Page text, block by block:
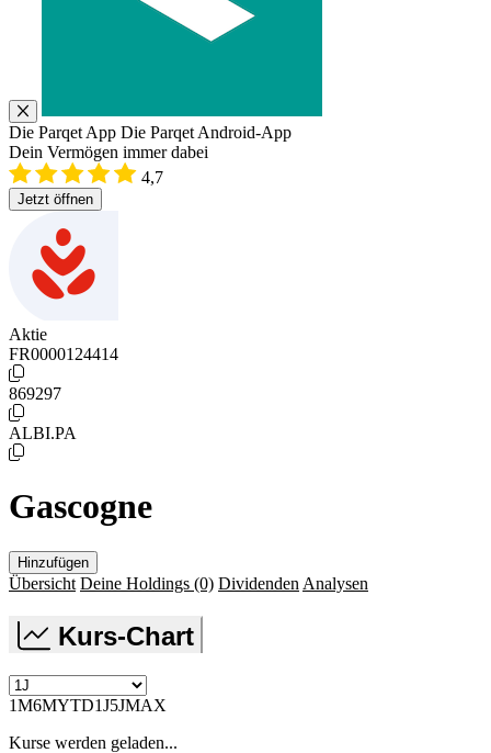
Die Parqet App Die Parqet Android-App
Dein Vermögen immer dabei
4,7
Jetzt öffnen
Aktie
FR0000124414
869297
ALBI.PA
Gascogne
Hinzufügen
Übersicht Deine Holdings (0) Dividenden Analysen
Kurs-Chart
1M6MYTD1J5JMAX
Kurse werden geladen...